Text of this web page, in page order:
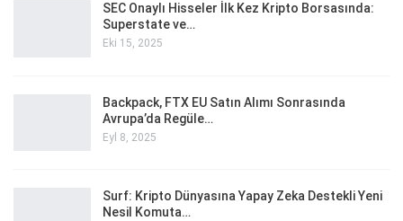
SEC Onaylı Hisseler İlk Kez Kripto Borsasında:
Superstate ve…
Eki 15, 2025
Backpack, FTX EU Satın Alımı Sonrasında
Avrupa’da Regüle…
Eyl 8, 2025
Surf: Kripto Dünyasına Yapay Zeka Destekli Yeni
Nesil Komuta…